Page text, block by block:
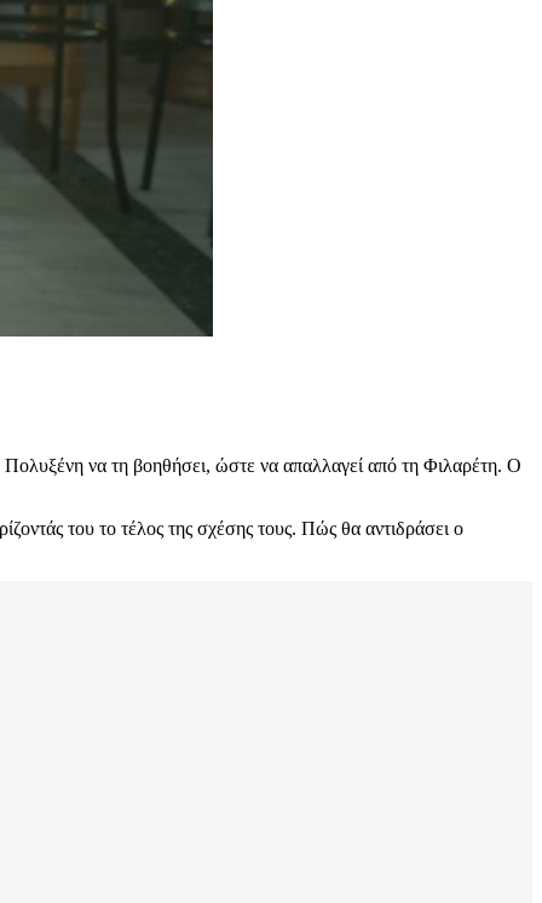
Πολυξένη να τη βοηθήσει, ώστε να απαλλαγεί από τη Φιλαρέτη. Ο
του το τέλος της σχέσης τους. Πώς θα αντιδράσει ο